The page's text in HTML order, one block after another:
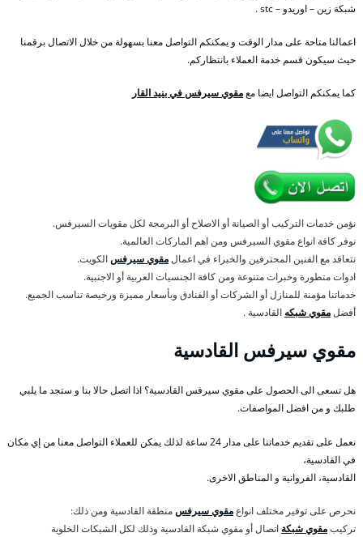
شبكة زين – اوريدو – stc .
اعمالنا متاحة على مدار الوقت و يمكنكم التواصل معنا بسهولة من خلال الاتصال برقمنا
حيث سيكون قسم خدمة العملاء بانتظاركم.
كما يمكنكم التواصل ايضا معمقوي سيرفس في بنيد القار
نؤمن خدمات التركيب أو الصيانة أو الاصلاح أو البرمجة لكل مقويات السيرفس.
نوفر كافة انواع مقوي السيرفس ومن اهم الماركات العالمية.
نتعاقد مع الفنين المحترفين والخبراء في اعمالمقوي سيرفسالكويت.
ادوات متطورة وخبرات متنوعة ومن كافة الجنسيات العربية أو الاجنبية.
خدماتنا مؤمنة للمنازل أو الشركات أو الفنادق وبأسعار مميزة ورخيصة تناسب الجميع.
أفضلمقوي شبكه القادسية .
مقوي سيرفس القادسية
هل تسعى الى الحصول على مقوي سيرفس القادسية؟ اذا اتصل حالا بنا و ستجد ما يلبي
طلبك و من افضل المواصفات.
نعمل على تقديم خدماتنا على مدار 24 ساعة لذلك يمكن للعملاء التواصل معنا من إي مكان
في القادسية،
القادسية، الفروانية و المناطق الاخرى.
نحرص على توفير مختلف انواعمقوي سيرفسمنطقة القادسية ومن ذلك:
تركيبمقوي شبكة اتصال أو مقوي شبكة القادسية وذلك لكل الشبكات الخلوية